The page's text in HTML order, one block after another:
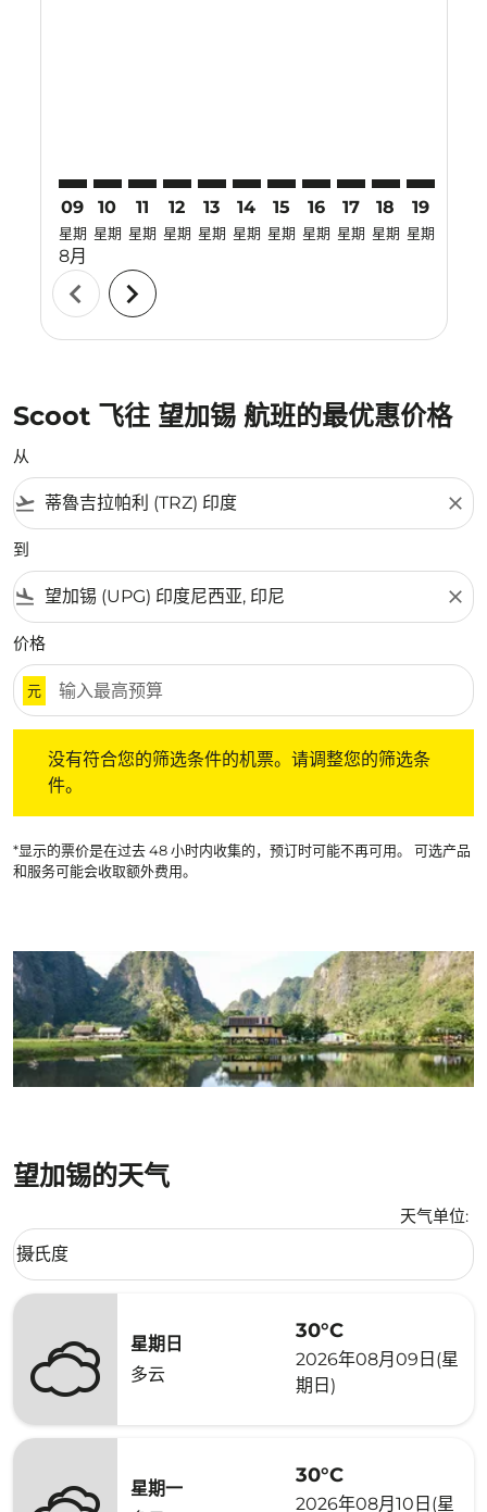
09
星期
8月
10
星期
11
星期
12
星期
13
星期
14
星期
15
星期
16
星期
17
星期
18
星期
19
星期
chevron_left chevron_right
Scoot 飞往 望加锡 航班的最优惠价格
从
flight_takeoff close
到
flight_land close
价格
元
没有符合您的筛选条件的机票。请调整您的筛选条
件。
*显示的票价是在过去 48 小时内收集的，预订时可能不再可用。 可选产品
和服务可能会收取额外费用。
望加锡的天气
天气单位:
Weather unit option 摄氏度 Selected
摄氏度
keyboard_arrow_down
星期日
多云
30°C
2026年08月09日(星
期日)
星期一
30°C
2026年08月10日(星